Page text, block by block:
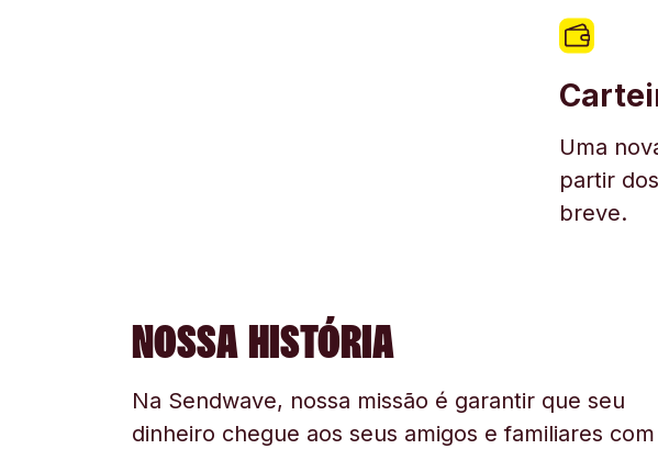
Uma
partir
breve.
NOSSA HISTÓRIA
Na Sendwave, nossa missão é garantir que seu
dinheiro chegue aos seus amigos e familiares com